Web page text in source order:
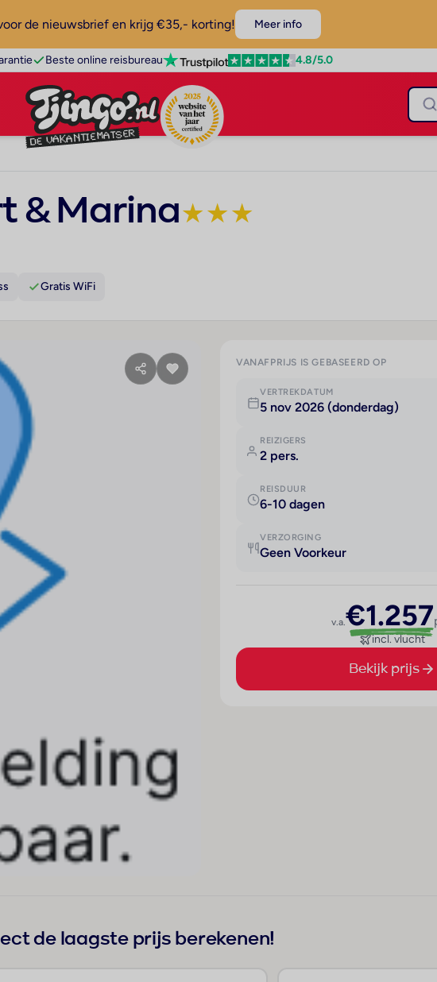
de nieuwsbrief en krijg €35,- korting! Meer info
Beste online reisbureau 4.8/5.0
& Marina★★★
Gratis WiFi
VANAFPRIJS IS GEBASEERD OP
VERTREKDATUM
5 nov 2026 (donderdag)
REIZIGERS
2 pers.
REISDUUR
6-10 dagen
VERZORGING
Geen Voorkeur
v.a.€1.257
incl. vlucht
Bekijk prijs
de laagste prijs berekenen!